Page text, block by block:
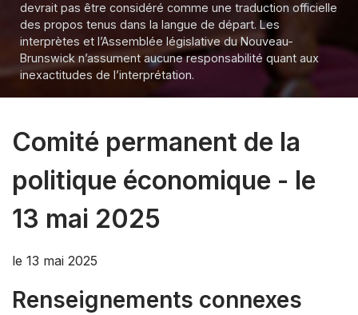
devrait pas être considéré comme une traduction officielle
des propos tenus dans la langue de départ. Les
interprètes et l’Assemblée législative du Nouveau-
Brunswick n’assument aucune responsabilité quant aux
inexactitudes de l’interprétation.
Comité permanent de la
politique économique - le
13 mai 2025
le 13 mai 2025
Renseignements connexes